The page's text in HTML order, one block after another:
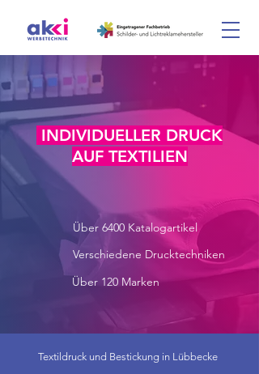
INDIVIDUELLER DRUCK
AUF TEXTILIEN
Über 6400 Katalogartikel
Verschiedene Drucktechniken
Über 120 Marken
Textildruck und Bestickung in Lübbecke